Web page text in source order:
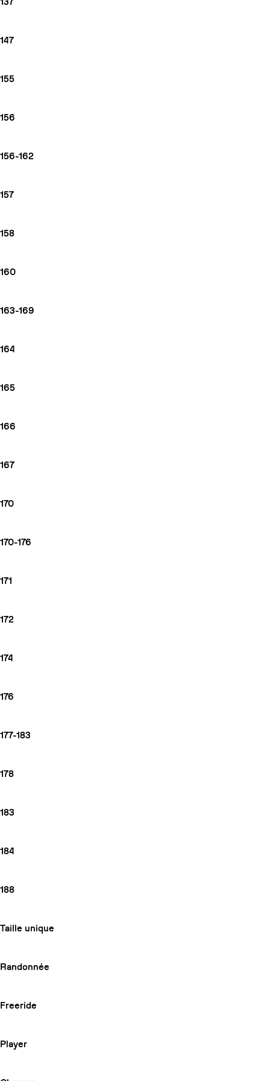
147
155
156
156-162
157
158
160
163-169
164
165
166
167
170
170-176
171
172
174
176
177-183
178
183
184
188
Taille unique
Randonnée
Freeride
Player